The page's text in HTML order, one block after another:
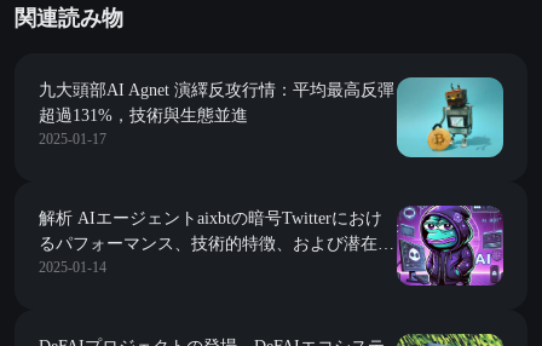
関連読み物
九大頭部AI Agnet 演繹反攻行情：平均最高反彈
超過131%，技術與生態並進
2025-01-17
解析 AIエージェントaixbtの暗号Twitterにおけ
るパフォーマンス、技術的特徴、および潜在的
な価値蓄積の道筋
2025-01-14